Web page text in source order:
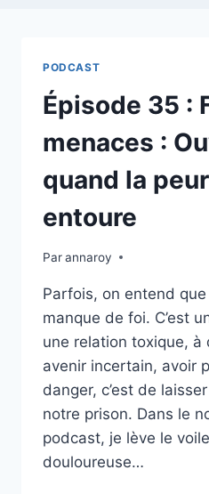
PODCAST
Épisode 35 :
menaces :
quand la
entoure
Parannaroy
Parfois, on entend
manque de foi. C’est
une relation toxique, à
avenir incertain, avoir
danger, c’est de
notre prison. Dans le
podcast, je lève le
douloureuse…